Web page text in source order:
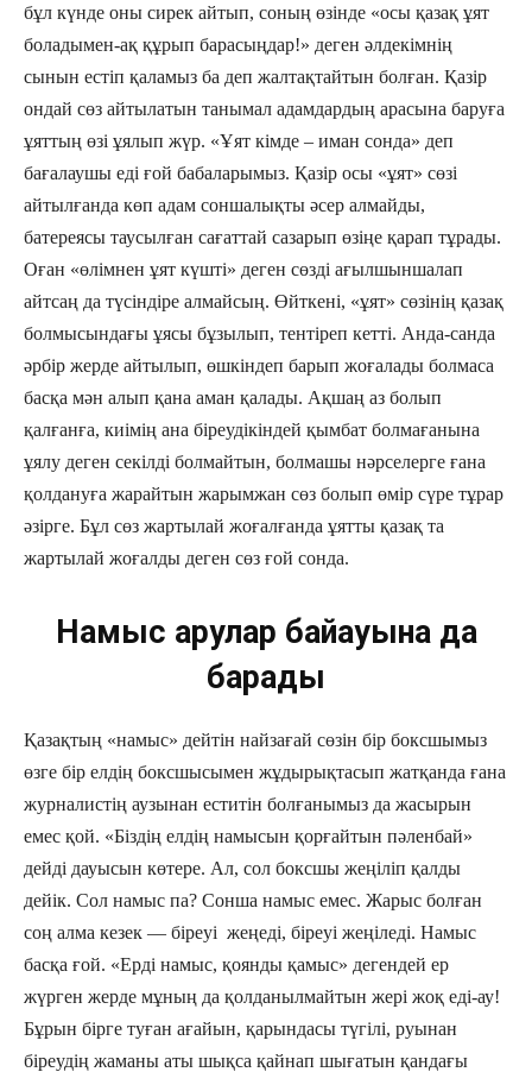
бұл күнде оны сирек айтып, соның өзінде «осы қазақ ұят
боладымен-ақ құрып барасыңдар!» деген әлдекімнің
сынын естіп қаламыз ба деп жалтақтайтын болған. Қазір
ондай сөз айтылатын танымал адамдардың арасына баруға
ұяттың өзі ұялып жүр. «Ұят кімде – иман сонда» деп
бағалаушы еді ғой бабаларымыз. Қазір осы «ұят» сөзі
айтылғанда көп адам соншалықты әсер алмайды,
батереясы таусылған сағаттай сазарып өзіңе қарап тұрады.
Оған «өлімнен ұят күшті» деген сөзді ағылшыншалап
айтсаң да түсіндіре алмайсың. Өйткені, «ұят» сөзінің қазақ
болмысындағы ұясы бұзылып, тентіреп кетті. Анда-санда
әрбір жерде айтылып, өшкіндеп барып жоғалады болмаса
басқа мән алып қана аман қалады. Ақшаң аз болып
қалғанға, киімің ана біреудікіндей қымбат болмағанына
ұялу деген секілді болмайтын, болмашы нәрселерге ғана
қолдануға жарайтын жарымжан сөз болып өмір сүре тұрар
әзірге. Бұл сөз жартылай жоғалғанда ұятты қазақ та
жартылай жоғалды деген сөз ғой сонда.
Намыс арулар байқауына да
барады
Қазақтың «намыс» дейтін найзағай сөзін бір боксшымыз
өзге бір елдің боксшысымен жұдырықтасып жатқанда ғана
журналистің аузынан еститін болғанымыз да жасырын
емес қой. «Біздің елдің намысын қорғайтын пәленбай»
дейді дауысын көтере. Ал, сол боксшы жеңіліп қалды
дейік. Сол намыс па? Сонша намыс емес. Жарыс болған
соң алма кезек — біреуі жеңеді, біреуі жеңіледі. Намыс
басқа ғой. «Ерді намыс, қоянды қамыс» дегендей ер
жүрген жерде мұның да қолданылмайтын жері жоқ еді-ау!
Бұрын бірге туған ағайын, қарындасы түгілі, руынан
біреудің жаманы аты шықса қайнап шығатын қандағы